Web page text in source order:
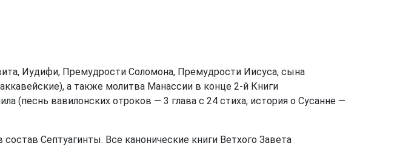
Иудифи, Премудрости Соломона, Премудрости Иисуса, сына
а также молитва Манассии в конце 2-й Книги
(песнь вавилонских отроков — 3 глава с 24 стиха, история о Сусанне —
Септуагинты. Все канонические книги Ветхого Завета